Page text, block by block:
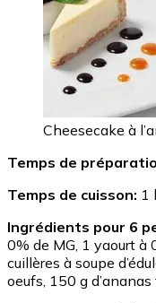
Cheesecake à
Temps de
Temps de cuisson: 1
Ingrédients pour 6
0% de MG, 1 yaourt à
cuillères à soupe
oeufs, 150 g d’ananas